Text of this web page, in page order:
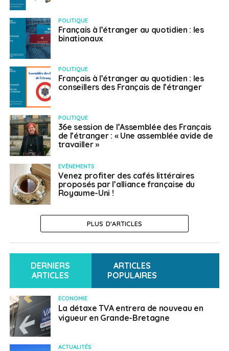
POLITIQUE
Français à l’étranger au quotidien : les
binationaux
POLITIQUE
Français à l’étranger au quotidien : les
conseillers des Français de l’étranger
POLITIQUE
36e session de l’Assemblée des Français
de l’étranger : « Une assemblée avide de
travailler »
EVÈNEMENTS
Venez profiter des cafés littéraires
proposés par l’alliance française du
Royaume-Uni !
PLUS D'ARTICLES
DERNIERS
ARTICLES
ARTICLES
POPULAIRES
ECONOMIE
La détaxe TVA entrera de nouveau en
vigueur en Grande-Bretagne
ACTUALITÉS